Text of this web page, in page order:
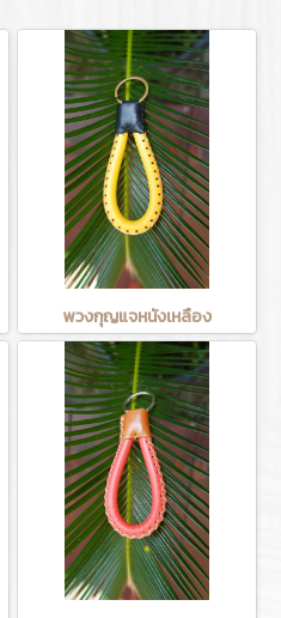
พวงกุญแจหนังเหลือง